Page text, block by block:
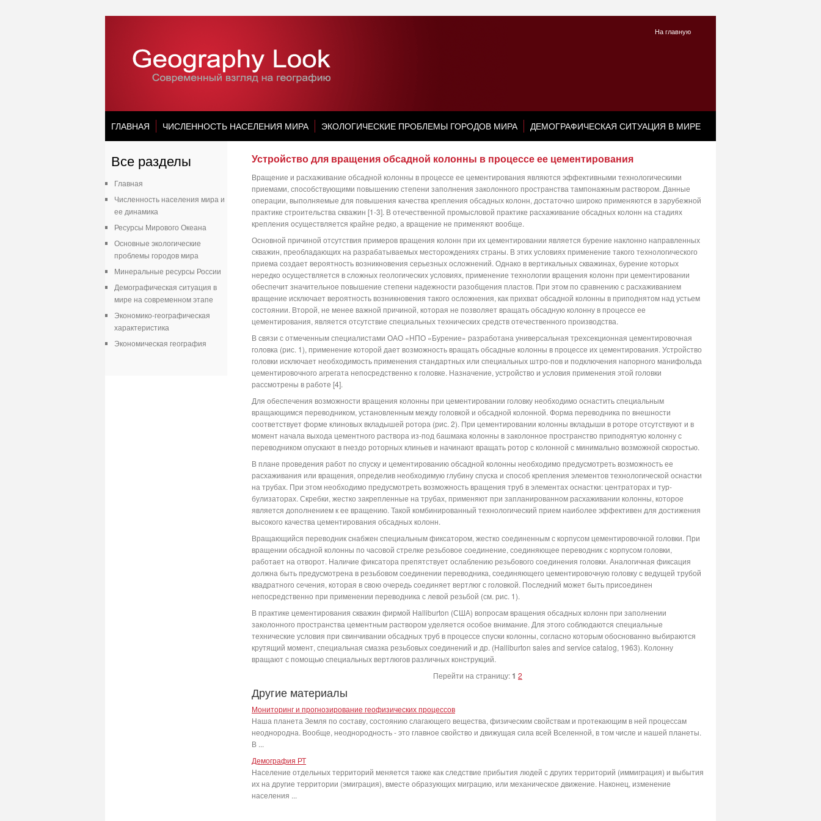
На главную
ГЛАВНАЯ ЧИСЛЕННОСТЬ НАСЕЛЕНИЯ МИРА ЭКОЛОГИЧЕСКИЕ ПРОБЛЕМЫ ГОРОДОВ МИРА ДЕМОГРАФИЧЕСКАЯ СИТУАЦИЯ В МИРЕ
Все разделы
Главная
Численность населения мира и
ее динамика
Ресурсы Мирового Океана
Основные экологические
проблемы городов мира
Минеральные ресурсы России
Демографическая ситуация в
мире на современном этапе
Экономико-географическая
характеристика
Экономическая география
Устройство для вращения обсадной колонны в процессе ее цементирования
Вращение и расхаживание обсадной колонны в процессе ее цементирования являются эффективными технологическими
приемами, способствующими повышению степени заполнения заколонного пространства тампонажным раствором. Данные
операции, выполняемые для повышения качества крепления обсадных колонн, достаточно широко применяются в зарубежной
практике строительства скважин [1-3]. В отечественной промысловой практике расхаживание обсадных колонн на стадиях
крепления осуществляется крайне редко, а вращение не применяют вообще.
Основной причиной отсутствия примеров вращения колонн при их цементировании является бурение наклонно направленных
скважин, преобладающих на разрабатываемых месторождениях страны. В этих условиях применение такого технологического
приема создает вероятность возникновения серьезных осложнений. Однако в вертикальных скважинах, бурение которых
нередко осуществляется в сложных геологических условиях, применение технологии вращения колонн при цементировании
обеспечит значительное повышение степени надежности разобщения пластов. При этом по сравнению с расхаживанием
вращение исключает вероятность возникновения такого осложнения, как прихват обсадной колонны в приподнятом над устьем
состоянии. Второй, не менее важной причиной, которая не позволяет вращать обсадную колонну в процессе ее
цементирования, является отсутствие специальных технических средств отечественного производства.
В связи с отмеченным специалистами ОАО «НПО «Бурение» разработана универсальная трехсекционная цементировочная
головка (рис. 1), применение которой дает возможность вращать обсадные колонны в процессе их цементирования. Устройство
головки исключает необходимость применения стандартных или специальных штро-пов и подключения напорного манифольда
цементировочного агрегата непосредственно к головке. Назначение, устройство и условия применения этой головки
рассмотрены в работе [4].
Для обеспечения возможности вращения колонны при цементировании головку необходимо оснастить специальным
вращающимся переводником, установленным между головкой и обсадной колонной. Форма переводника по внешности
соответствует форме клиновых вкладышей ротора (рис. 2). При цементировании колонны вкладыши в роторе отсутствуют и в
момент начала выхода цементного раствора из-под башмака колонны в заколонное пространство приподнятую колонну с
переводником опускают в гнездо роторных клиньев и начинают вращать ротор с колонной с минимально возможной скоростью.
В плане проведения работ по спуску и цементированию обсадной колонны необходимо предусмотреть возможность ее
расхаживания или вращения, определив необходимую глубину спуска и способ крепления элементов технологической оснастки
на трубах. При этом необходимо предусмотреть возможность вращения труб в элементах оснастки: центраторах и тур-
булизаторах. Скребки, жестко закрепленные на трубах, применяют при запланированном расхаживании колонны, которое
является дополнением к ее вращению. Такой комбинированный технологический прием наиболее эффективен для достижения
высокого качества цементирования обсадных колонн.
Вращающийся переводник снабжен специальным фиксатором, жестко соединенным с корпусом цементировочной головки. При
вращении обсадной колонны по часовой стрелке резьбовое соединение, соединяющее переводник с корпусом головки,
работает на отворот. Наличие фиксатора препятствует ослаблению резьбового соединения головки. Аналогичная фиксация
должна быть предусмотрена в резьбовом соединении переводника, соединяющего цементировочную головку с ведущей трубой
квадратного сечения, которая в свою очередь соединяет вертлюг с головкой. Последний может быть присоединен
непосредственно при применении переводника с левой резьбой (см. рис. 1).
В практике цементирования скважин фирмой Halliburton (США) вопросам вращения обсадных колонн при заполнении
заколонного пространства цементным раствором уделяется особое внимание. Для этого соблюдаются специальные
технические условия при свинчивании обсадных труб в процессе спуски колонны, согласно которым обоснованно выбираются
крутящий момент, специальная смазка резьбовых соединений и др. (Halliburton sales and service catalog, 1963). Колонну
вращают с помощью специальных вертлюгов различных конструкций.
Перейти на страницу:1 2
Другие материалы
Мониторинг и прогнозирование геофизических процессов
Наша планета Земля по составу, состоянию слагающего вещества, физическим свойствам и протекающим в ней процессам
неоднородна. Вообще, неоднородность - это главное свойство и движущая сила всей Вселенной, в том числе и нашей планеты.
В ...
Демография РТ
Население отдельных территорий меняется также как следствие прибытия людей с других территорий (иммиграция) и выбытия
их на другие территории (эмиграция), вместе образующих миграцию, или механическое движение. Наконец, изменение
населения ...